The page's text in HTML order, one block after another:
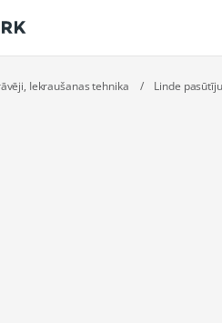
Iekraušanas tehnika / Linde